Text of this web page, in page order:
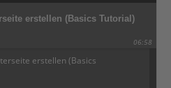
erstellen (Basics Tutorial)
06:58
erstellen (Basics